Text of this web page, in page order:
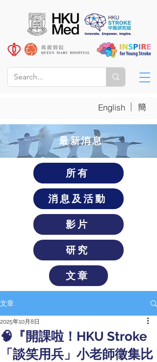
English | 簡
​最新消息
所有
消息及活動
影片
研究
文章
文章
🧠『開課啦！HKU Stroke
「談笑用兵」小老師徵集比
2025年10月8日